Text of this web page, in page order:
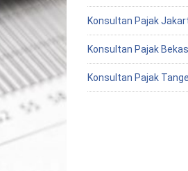
Konsultan Pajak
Konsultan Pajak
Konsultan Pajak